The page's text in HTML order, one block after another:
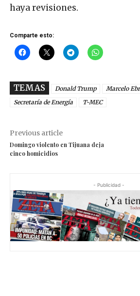
haya revisiones.
Comparte esto:
TEMAS Donald Trump
Marcelo
Secretaría de Energía
T-MEC
Previous article
Domingo violento en Tijuana deja
cinco homicidios
- Publicidad -